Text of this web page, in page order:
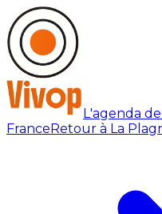
L'agenda
FranceRetour à La